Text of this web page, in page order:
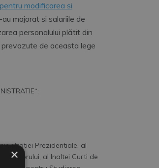
modificarea si
majorat si salariile de
personalului plătit din
prevazute de aceasta lege
Prezidentiale, al
Poporului, al Inaltei Curti de
×